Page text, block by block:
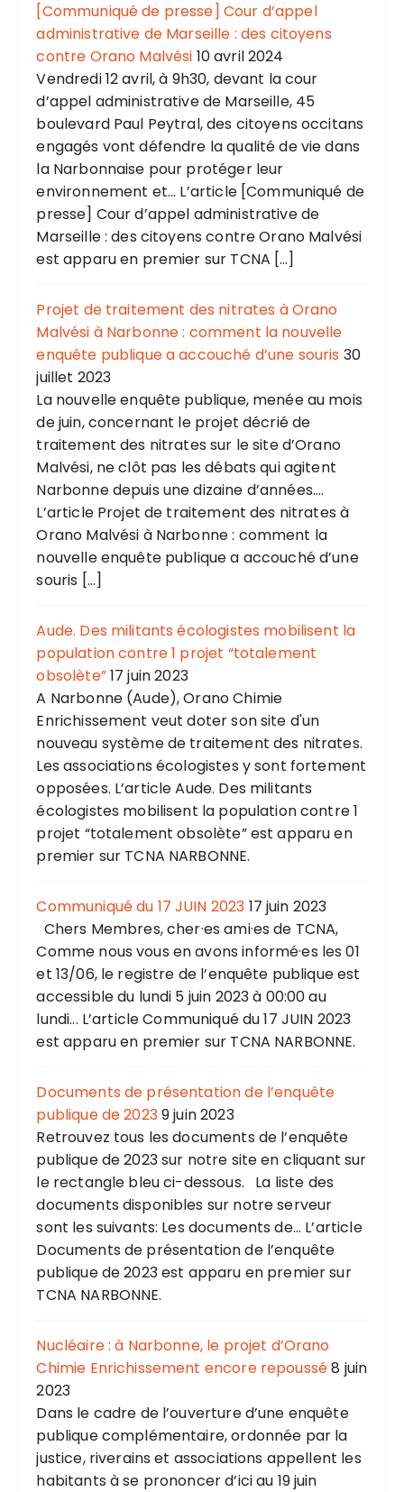
[Communiqué de presse] Cour d’appel
administrative de Marseille : des citoyens
contre Orano Malvési 10 avril 2024
Vendredi 12 avril, à 9h30, devant la cour
d’appel administrative de Marseille, 45
boulevard Paul Peytral, des citoyens occitans
engagés vont défendre la qualité de vie dans
la Narbonnaise pour protéger leur
environnement et... L’article [Communiqué de
presse] Cour d’appel administrative de
Marseille : des citoyens contre Orano Malvési
est apparu en premier sur TCNA […]
Projet de traitement des nitrates à Orano
Malvési à Narbonne : comment la nouvelle
enquête publique a accouché d’une souris 30
juillet 2023
La nouvelle enquête publique, menée au mois
de juin, concernant le projet décrié de
traitement des nitrates sur le site d’Orano
Malvési, ne clôt pas les débats qui agitent
Narbonne depuis une dizaine d’années....
L’article Projet de traitement des nitrates à
Orano Malvési à Narbonne : comment la
nouvelle enquête publique a accouché d’une
souris […]
Aude. Des militants écologistes mobilisent la
population contre 1 projet “totalement
obsolète”17 juin 2023
A Narbonne (Aude), Orano Chimie
Enrichissement veut doter son site d'un
nouveau système de traitement des nitrates.
Les associations écologistes y sont fortement
opposées. L’article Aude. Des militants
écologistes mobilisent la population contre 1
projet “totalement obsolète” est apparu en
premier sur TCNA NARBONNE.
Communiqué du 17 JUIN 2023 17 juin 2023
Chers Membres, cher·es ami·es de TCNA,
Comme nous vous en avons informé·es les 01
et 13/06, le registre de l’enquête publique est
accessible du lundi 5 juin 2023 à 00:00 au
lundi... L’article Communiqué du 17 JUIN 2023
est apparu en premier sur TCNA NARBONNE.
Documents de présentation de l’enquête
publique de 20239 juin 2023
Retrouvez tous les documents de l’enquête
publique de 2023 sur notre site en cliquant sur
le rectangle bleu ci-dessous. La liste des
documents disponibles sur notre serveur
sont les suivants: Les documents de... L’article
Documents de présentation de l’enquête
publique de 2023 est apparu en premier sur
TCNA NARBONNE.
Nucléaire : à Narbonne, le projet d’Orano
Chimie Enrichissement encore repoussé8 juin
2023
Dans le cadre de l’ouverture d’une enquête
publique complémentaire, ordonnée par la
justice, riverains et associations appellent les
habitants à se prononcer d’ici au 19 juin